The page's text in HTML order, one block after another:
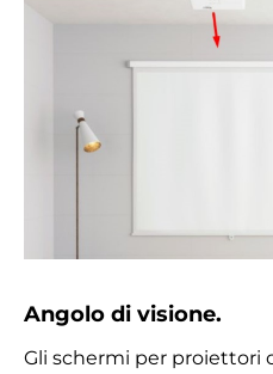
Angolo di visione.
Gli schermi per proiettori